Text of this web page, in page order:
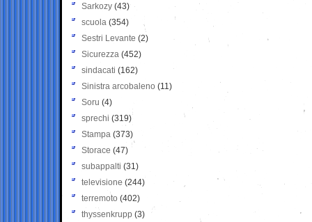
Sarkozy (43)
scuola (354)
Sestri Levante (2)
Sicurezza (452)
sindacati (162)
Sinistra arcobaleno (11)
Soru (4)
sprechi (319)
Stampa (373)
Storace (47)
subappalti (31)
televisione(244)
terremoto (402)
thyssenkrupp (3)